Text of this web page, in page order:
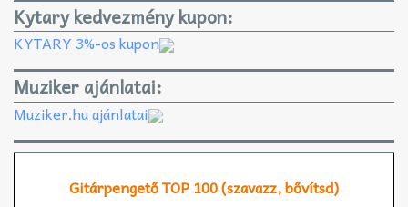
Kytary kedvezmény kupon:
KYTARY 3%-os kupon
Muziker ajánlatai:
Muziker.hu ajánlatai
Gitárpengető TOP 100 (szavazz, bővítsd)